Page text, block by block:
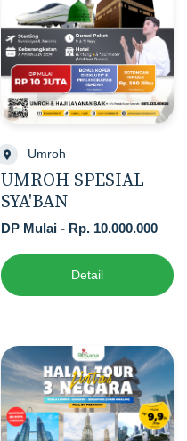
Umroh
UMROH SPESIAL
SYA'BAN
DP Mulai - Rp. 10.000.000
Detail